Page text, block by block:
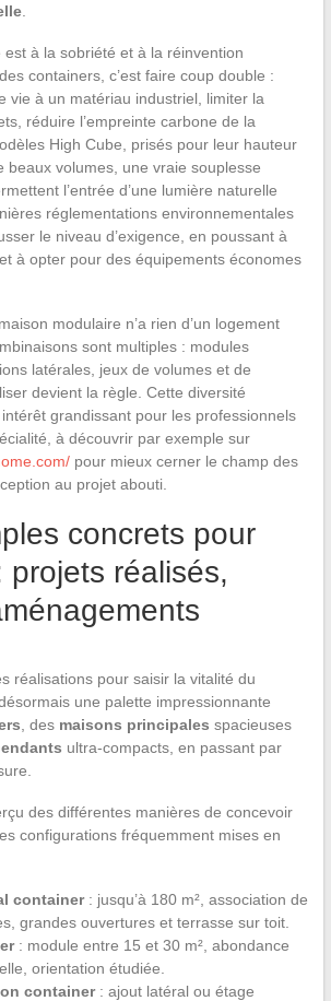
.
est à la sobriété et à la réinvention
containers, c’est faire coup double :
vie à un matériau industriel, limiter la
réduire l’empreinte carbone de la
High Cube, prisés pour leur hauteur
beaux volumes, une vraie souplesse
l’entrée d’une lumière naturelle
réglementations environnementales
le niveau d’exigence, en poussant à
à opter pour des équipements économes
modulaire n’a rien d’un logement
sont multiples : modules
latérales, jeux de volumes et de
devient la règle. Cette diversité
intérêt grandissant pour les professionnels
à découvrir par exemple sur
pour mieux cerner le champ des
au projet abouti.
concrets pour
projets réalisés,
réalisations pour saisir la vitalité du
une palette impressionnante
, des maisons principales spacieuses
ultra-compacts, en passant par
des différentes manières de concevoir
configurations fréquemment mises en
container: jusqu’à 180 m², association de
grandes ouvertures et terrasse sur toit.
: module entre 15 et 30 m², abondance
orientation étudiée.
container: ajout latéral ou étage